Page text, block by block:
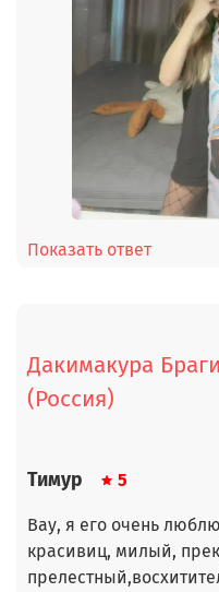
Показать ответ
Дакимакура
(Россия)
Тимур 5
Вау, я его очень
красивиц, милый,